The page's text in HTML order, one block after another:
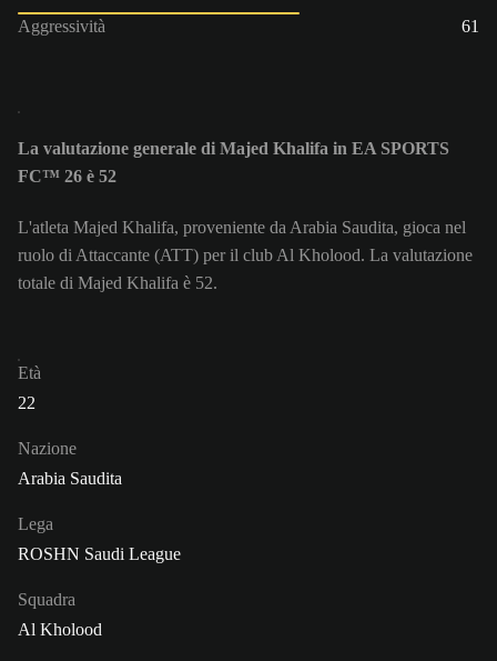
Aggressività
61
La valutazione generale di Majed Khalifa in EA SPORTS
FC™ 26 è 52
L'atleta Majed Khalifa, proveniente da Arabia Saudita, gioca nel
ruolo di Attaccante (ATT) per il club Al Kholood. La valutazione
totale di Majed Khalifa è 52.
Età
22
Nazione
Arabia Saudita
Lega
ROSHN Saudi League
Squadra
Al Kholood